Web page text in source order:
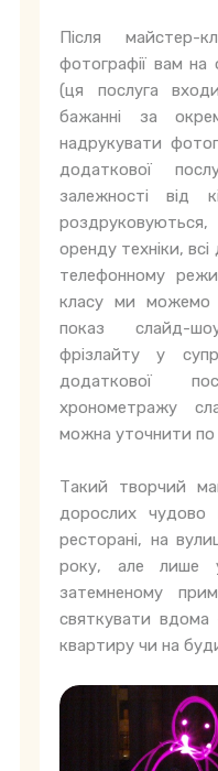
Після майстер-
фотографії вам на
(ця послуга
бажанні за
надрукувати
додаткової
залежності від
оренду техніки,
телефонному
класу ми можемо
показ слайд-
фрізлайту у
додаткової
хронометражу
можна уточнити по
Такий творчий
дорослих
ресторані, на
року, але лише
затемненому
святкувати
квартиру чи на